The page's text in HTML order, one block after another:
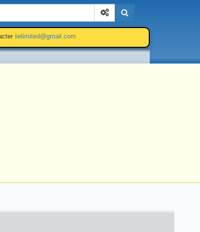
Cherchez
iielimited@gmail.com